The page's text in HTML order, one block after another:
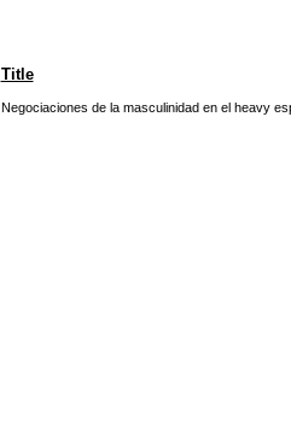
Title
Negociaciones de la masculinidad en el heavy